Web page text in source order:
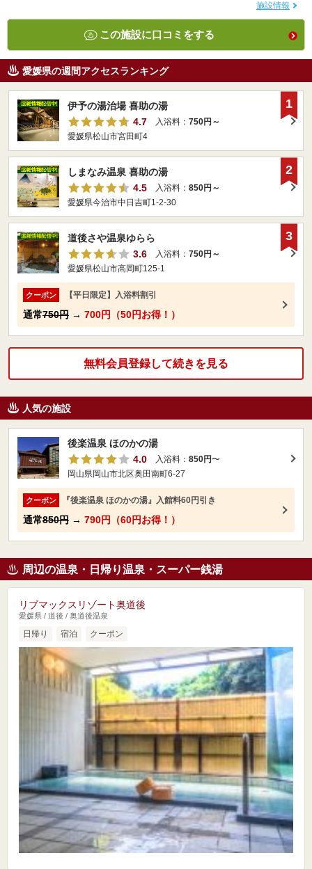
施設情報
この施設に口コミをする
愛媛県の週間アクセスランキング
伊予の湯治場 喜助の湯
4.7
入浴料： 750円～
愛媛県松山市宮田町4
1
しまなみ温泉 喜助の湯
4.5
入浴料： 850円～
愛媛県今治市中日吉町1-2-30
2
道後さや温泉ゆらら
3.6
入浴料： 750円～
愛媛県松山市高岡町125-1
クーポン 【平日限定】入浴料割引
通常750円 → 700円（50円お得！）
3
無料会員登録して続きを見る
人気の施設
後楽温泉 ほのかの湯
4.0
入浴料： 850円〜
岡山県岡山市北区奥田南町6-27
クーポン 『後楽温泉 ほのかの湯』入館料60円引き
通常850円 → 790円（60円お得！）
周辺の温泉・日帰り温泉・スーパー銭湯
リブマックスリゾート奥道後
愛媛県 / 道後 / 奥道後温泉
日帰り 宿泊 クーポン